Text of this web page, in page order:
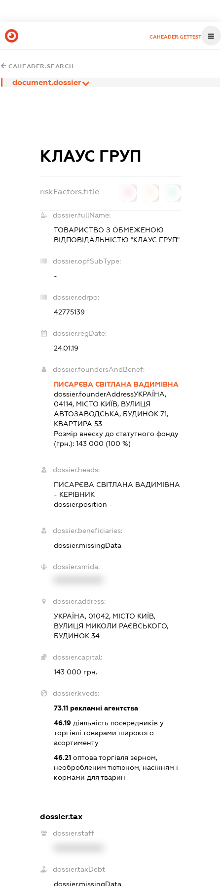
CAHEADER.GETTEST
CAHEADER.SEARCH
document.dossier
КЛАУС ГРУП
riskFactors.title
dossier.fullName:
ТОВАРИСТВО З ОБМЕЖЕНОЮ
ВІДПОВІДАЛЬНІСТЮ "КЛАУС ГРУП"
dossier.opfSubType:
-
dossier.edrpo:
42775139
dossier.regDate:
24.01.19
dossier.foundersAndBenef:
ПИСАРЄВА СВІТЛАНА ВАДИМІВНА
dossier.founderAddressУКРАЇНА,
04114, МІСТО КИЇВ, ВУЛИЦЯ
АВТОЗАВОДСЬКА, БУДИНОК 71,
КВАРТИРА 53
Розмір внеску до статутного фонду
(грн.): 143 000 (100 %)
dossier.heads:
ПИСАРЄВА СВІТЛАНА ВАДИМІВНА
- КЕРІВНИК
dossier.position -
dossier.beneficiaries:
dossier.missingData
dossier.smida:
dossier.address:
УКРАЇНА, 01042, МІСТО КИЇВ,
ВУЛИЦЯ МИКОЛИ РАЄВСЬКОГО,
БУДИНОК 34
dossier.capital:
143 000 грн.
dossier.kveds:
73.11рекламні агентства
46.19діяльність посередників у
торгівлі товарами широкого
асортименту
46.21оптова торгівля зерном,
необробленим тютюном, насінням і
кормами для тварин
dossier.tax
dossier.staff
dossier.taxDebt
dossier.missingData